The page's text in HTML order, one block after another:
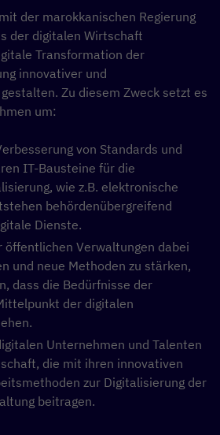
der marokkanischen Regierung
der digitalen Wirtschaft
Transformation der
innovativer und
Zu diesem Zweck setzt es
um:
von Standards und
IT-Bausteine für die
wie z.B. elektronische
behördenübergreifend
Dienste.
öffentlichen Verwaltungen dabei
und neue Methoden zu stärken,
dass die Bedürfnisse der
der digitalen
Unternehmen und Talenten
die mit ihren innovativen
zur Digitalisierung der
beitragen.